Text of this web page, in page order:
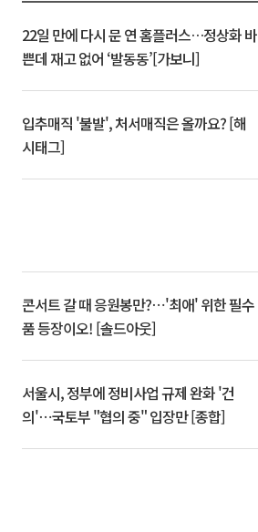
22일 만에 다시 문 연 홈플러스…정상화 바
쁜데 재고 없어 ‘발동동’[가보니]
입추매직 '불발', 처서매직은 올까요? [해
시태그]
콘서트 갈 때 응원봉만?⋯'최애' 위한 필수
품 등장이오! [솔드아웃]
서울시, 정부에 정비사업 규제 완화 '건
의'⋯국토부 "협의 중" 입장만 [종합]